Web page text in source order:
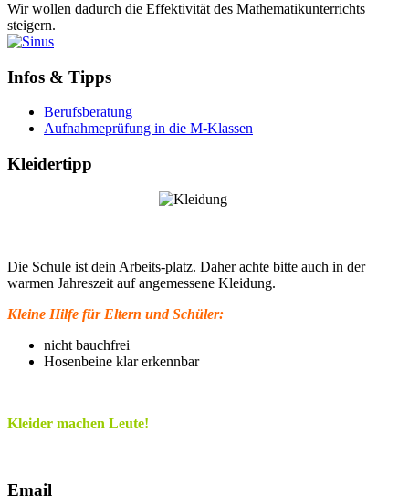
Wir wollen dadurch die Effektivität des Mathematikunterrichts
steigern.
Infos & Tipps
Berufsberatung
Aufnahmeprüfung in die M-Klassen
Kleidertipp
Die Schule ist dein Arbeits-platz. Daher achte bitte auch in der
warmen Jahreszeit auf angemessene Kleidung.
Kleine Hilfe für Eltern und Schüler:
nicht bauchfrei
Hosenbeine klar erkennbar
Kleider machen Leute!
Email